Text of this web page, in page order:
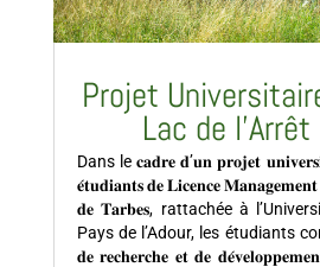
Projet
Lac de
Dans le 𝐜𝐚𝐝𝐫𝐞 𝐝’𝐮𝐧 𝐩𝐫𝐨𝐣𝐞𝐭
𝐞́𝐭𝐮𝐝𝐢𝐚𝐧𝐭𝐬 𝐝𝐞 𝐋𝐢𝐜𝐞𝐧𝐜𝐞
𝐝𝐞 𝐓𝐚𝐫𝐛𝐞𝐬, rattachée à
Pays de l’Adour, les étudiants
𝐝𝐞 𝐫𝐞𝐜𝐡𝐞𝐫𝐜𝐡𝐞 𝐞𝐭 𝐝𝐞